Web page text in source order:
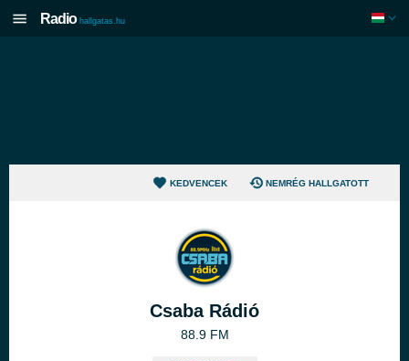
Radio hallgatas.hu
KEDVENCEK NEMRÉG HALLGATOTT
Csaba Rádió
88.9 FM